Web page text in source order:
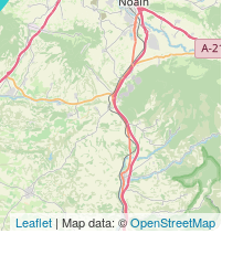
Leaflet | Map data: ©OpenStreetMap